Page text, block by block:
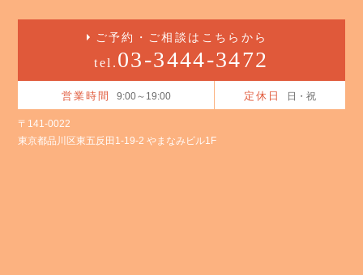
ご予約・ご相談はこちらから
tel. 03-3444-3472
営業時間 9:00～19:00 定休日 日・祝
〒141-0022
東京都品川区東五反田1-19-2 やまなみビル1F